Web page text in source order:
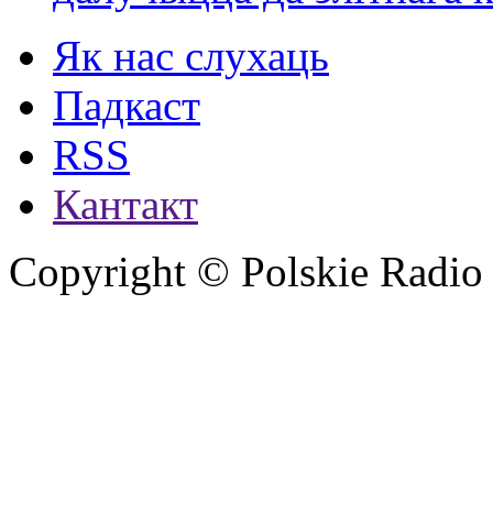
Як нас слухаць
Падкаст
RSS
Кантакт
Copyright © Polskie